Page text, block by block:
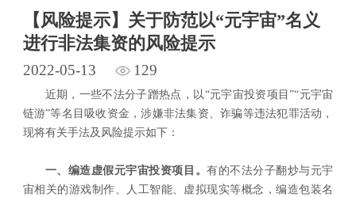
【风险提示】关于防范以“元宇宙”名义
进行非法集资的风险提示
2022-05-13 129
近期，一些不法分子蹭热点，以“元宇宙投资项目”“元宇宙
链游”等名目吸收资金，涉嫌非法集资、诈骗等违法犯罪活动，
现将有关手法及风险提示如下：
一、编造虚假元宇宙投资项目。有的不法分子翻炒与元宇
宙相关的游戏制作、人工智能、虚拟现实等概念，编造包装名